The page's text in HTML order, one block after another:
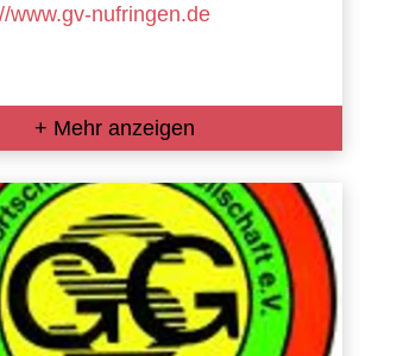
www.gv-nufringen.de
+ Mehr anzeigen